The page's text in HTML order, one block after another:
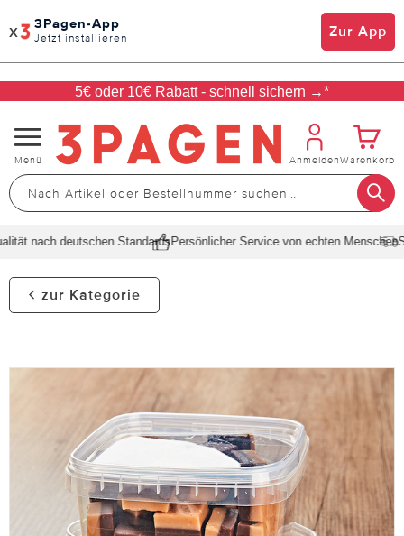
x 3Pagen-App
Jetzt installieren Zur App
5€ oder 10€ Rabatt - schnell sichern →*
Navigation
umschalten
Menü AnmeldenWarenkorb
nach deutschen StandardsPersönlicher Service von echten Menschen
zur Kategorie